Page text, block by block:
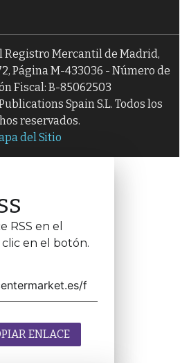
Registro Mercantil de Madrid,
Página M-433036 - Número de
Fiscal: B-85062503
Spain S.L. Todos los
reservados.
del Sitio
RSS en el
en el botón.
ENLACE